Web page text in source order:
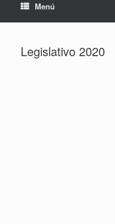
Menú
Legislativo 2020